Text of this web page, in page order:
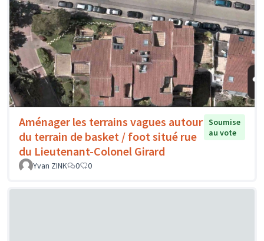
Aménager les terrains vagues autour
du terrain de basket / foot situé rue
du Lieutenant-Colonel Girard
Soumise
au vote
Yvan ZINK 0 0